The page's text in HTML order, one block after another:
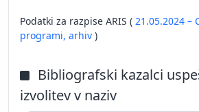
Podatki za razpise ARIS ( 21.05.2024 –
programi, arhiv )
Bibliografski kazalci
izvolitev v naziv